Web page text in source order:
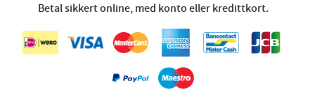
Betal sikkert online, med konto eller kredittkort.